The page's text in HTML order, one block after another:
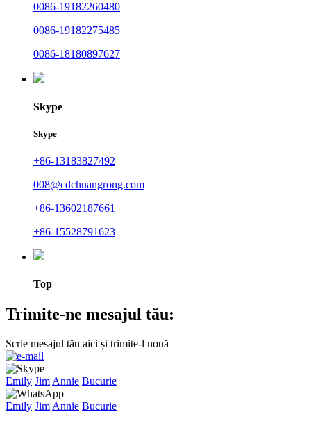
0086-19182260480
0086-19182275485
0086-18180897627
Skype
Skype
+86-13183827492
008@cdchuangrong.com
+86-13602187661
+86-15528791623
Top
Trimite-ne mesajul tău:
Scrie mesajul tău aici și trimite-l nouă
Emily Jim Annie Bucurie
Emily Jim Annie Bucurie